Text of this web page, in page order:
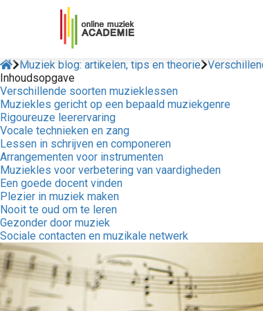
Muziek blog: artikelen, tips en theorie
Inhoudsopgave
Verschillende soorten muzieklessen
Muziekles gericht op een bepaald muziekgenre
Rigoureuze leerervaring
Vocale technieken en zang
Lessen in schrijven en componeren
Arrangementen voor instrumenten
Muziekles voor verbetering van vaardigheden
Een goede docent vinden
Plezier in muziek maken
Nooit te oud om te leren
Gezonder door muziek
Sociale contacten en muzikale netwerk